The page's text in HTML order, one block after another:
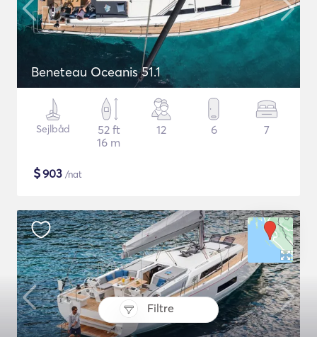
Filtre
Beneteau Oceanis 51.1
Sejlbåd
52 ft
16 m
12 6 7
$903 /nat